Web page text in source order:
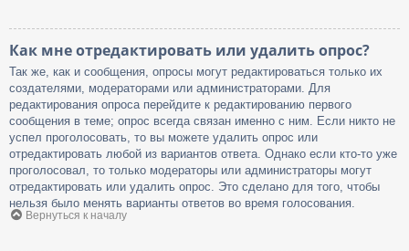
Как мне отредактировать или удалить опрос?
Так же, как и сообщения, опросы могут редактироваться только их
создателями, модераторами или администраторами. Для
редактирования опроса перейдите к редактированию первого
сообщения в теме; опрос всегда связан именно с ним. Если никто не
успел проголосовать, то вы можете удалить опрос или
отредактировать любой из вариантов ответа. Однако если кто-то уже
проголосовал, то только модераторы или администраторы могут
отредактировать или удалить опрос. Это сделано для того, чтобы
нельзя было менять варианты ответов во время голосования.
Вернуться к началу